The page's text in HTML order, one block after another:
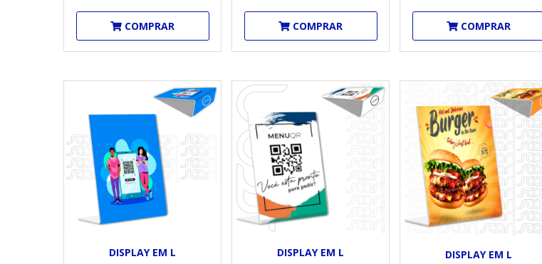
COMPRAR COMPRAR COMPRAR
DISPLAY EM L DISPLAY EM L DISPLAY EM L